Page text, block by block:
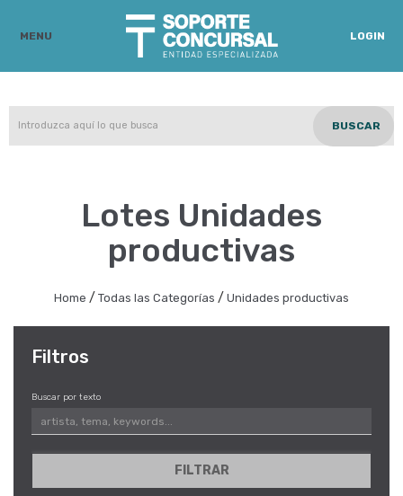
MENU LOGIN
BUSCAR
Lotes Unidades
productivas
Home / Todas las Categorías / Unidades productivas
Filtros
Buscar por texto
FILTRAR